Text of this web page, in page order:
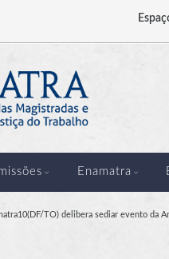
Enamatra
TO) delibera sediar evento da